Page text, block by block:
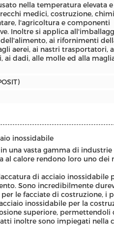
nella temperatura elevata e
medici, costruzione,
l'agricoltura e componenti
Inoltre si applica
ai rifornimenti
aerei, ai nastri trasportatori,
ai dadi, alle molle ed alla
inossidabile
una vasta gamma di
al calore rendono loro uno
di acciaio
Sono incredibilmente
le facciate di costruzione,
inossidabile per la
superiore,
inoltre sono impiegati nella